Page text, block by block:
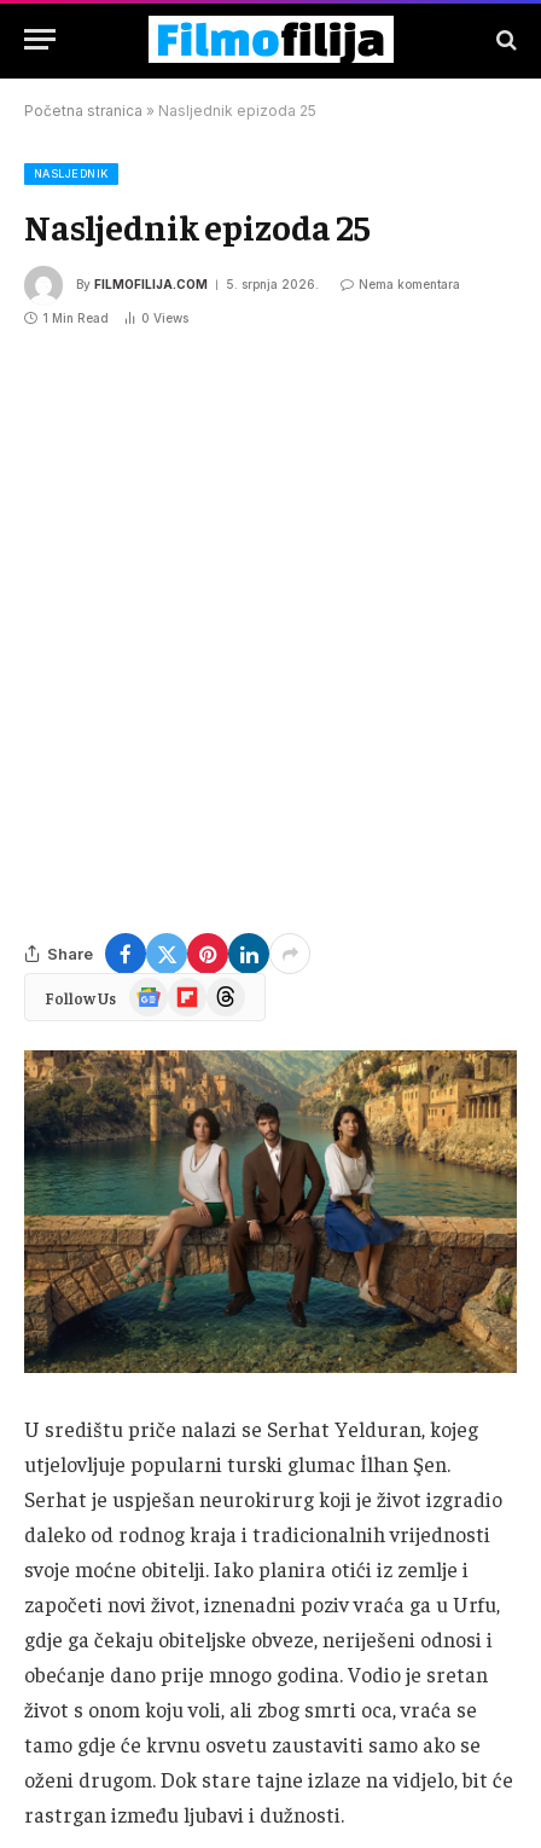
Početna stranica » Nasljednik epizoda 25
NASLJEDNIK
Nasljednik epizoda 25
By FILMOFILIJA.COM 5. srpnja 2026. Nema komentara
1 Min Read 0 Views
Share
Follow Us
Google
News
FlipboardThreads
U središtu priče nalazi se Serhat Yelduran, kojeg
utjelovljuje popularni turski glumac İlhan Şen.
Serhat je uspješan neurokirurg koji je život izgradio
daleko od rodnog kraja i tradicionalnih vrijednosti
svoje moćne obitelji. Iako planira otići iz zemlje i
započeti novi život, iznenadni poziv vraća ga u Urfu,
gdje ga čekaju obiteljske obveze, neriješeni odnosi i
obećanje dano prije mnogo godina. Vodio je sretan
život s onom koju voli, ali zbog smrti oca, vraća se
tamo gdje će krvnu osvetu zaustaviti samo ako se
oženi drugom. Dok stare tajne izlaze na vidjelo, bit će
rastrgan između ljubavi i dužnosti.